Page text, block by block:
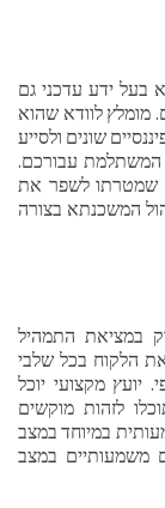
בעל ידע עדכני גם
מומלץ לוודא שהוא
שונים ולסייע
המשתלמת עבורכם.
שמטרתו לשפר את
המשכנתא בצורה
במציאת התמהיל
הלקוח בכל שלבי
מקצועי יוכל
לזהות מוקשים
במיוחד במצב
משמעותיים במצב